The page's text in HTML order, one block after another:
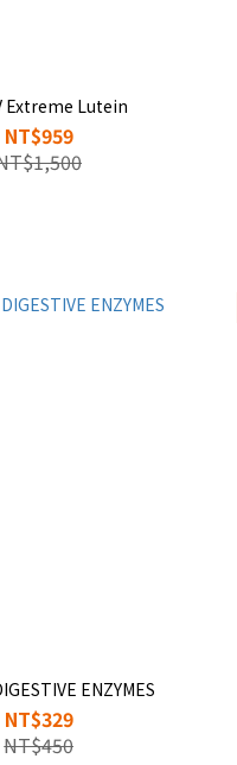
Extreme Lutein
NT$959
ENZYMES
NT$329
NT$450